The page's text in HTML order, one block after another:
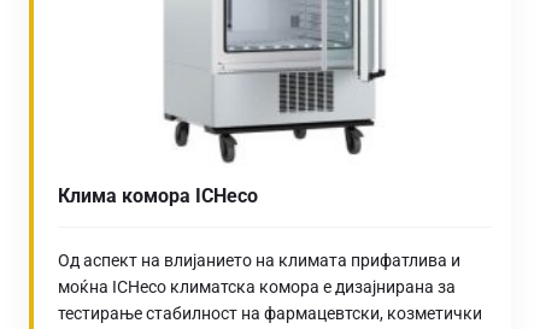
Клима комора ICHeco
Од аспект на влијанието на климата прифатлива и
моќна ICHeco климатска комора е дизајнирана за
тестирање стабилност на фармацевтски, козметички